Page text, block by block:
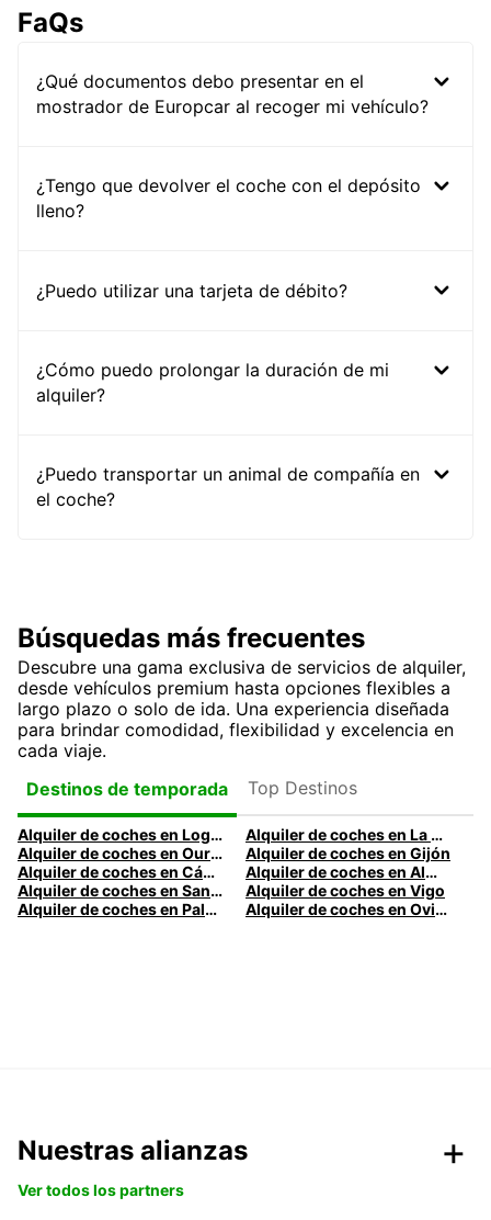
FaQs
¿Qué documentos debo presentar en el
mostrador de Europcar al recoger mi vehículo?
¿Tengo que devolver el coche con el depósito
lleno?
¿Puedo utilizar una tarjeta de débito?
¿Cómo puedo prolongar la duración de mi
alquiler?
¿Puedo transportar un animal de compañía en
el coche?
Búsquedas más frecuentes
Descubre una gama exclusiva de servicios de alquiler,
desde vehículos premium hasta opciones flexibles a
largo plazo o solo de ida. Una experiencia diseñada
para brindar comodidad, flexibilidad y excelencia en
cada viaje.
Destinos de temporada
Top Destinos
Alquiler de coches en Logroño
Alquiler de coches en La Coruña
Alquiler de coches en Ourense
Alquiler de coches en Gijón
Alquiler de coches en Cádiz
Alquiler de coches en Almería
Alquiler de coches en Santander
Alquiler de coches en Vigo
Alquiler de coches en Palma
Alquiler de coches en Oviedo
Nuestras alianzas
Ver todos los partners